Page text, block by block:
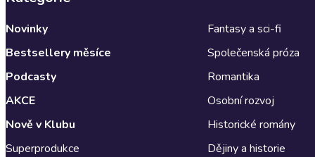
Novinky
Bestsellery měsíce
Podcasty
AKCE
Nově v Klubu
Superprodukce
Fantasy a sci-fi
Společenská próza
Romantika
Osobní rozvoj
Historické romány
Dějiny a historie